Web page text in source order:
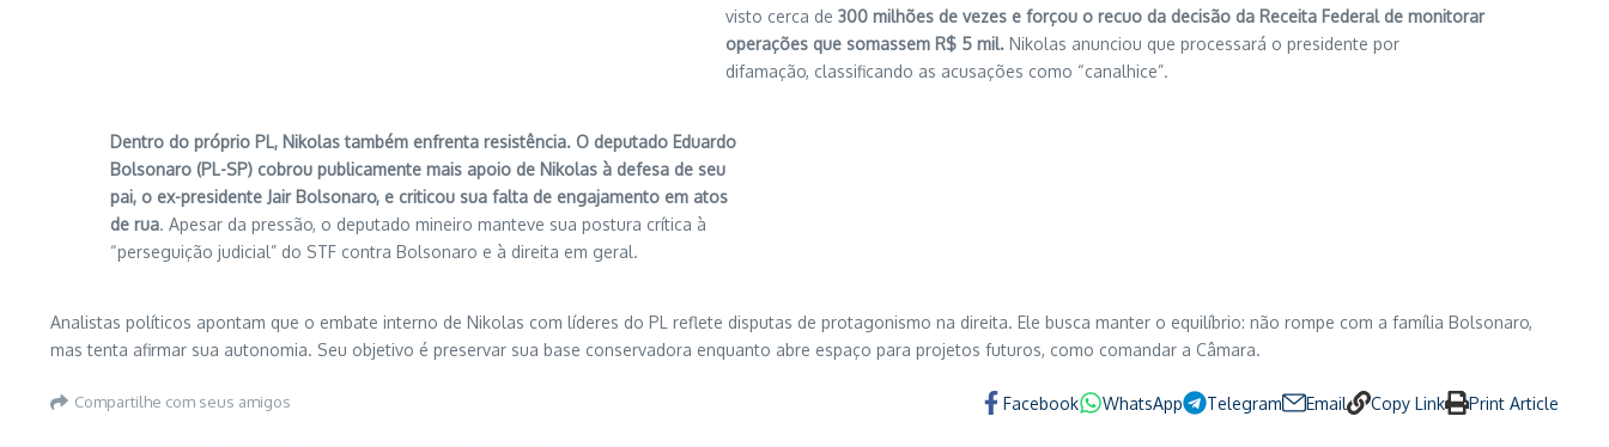
visto cerca de300 milhões de vezes e forçou o recuo da decisão da Receita Federal de monitorar
operações que somassem R$ 5 mil. Nikolas anunciou que processará o presidente por
difamação, classificando as acusações como “canalhice”.
Dentro do próprio PL, Nikolas também enfrenta resistência. O deputado Eduardo
Bolsonaro (PL-SP) cobrou publicamente mais apoio de Nikolas à defesa de seu
pai, o ex-presidente Jair Bolsonaro, e criticou sua falta de engajamento em atos
de rua. Apesar da pressão, o deputado mineiro manteve sua postura crítica à
“perseguição judicial” do STF contra Bolsonaro e à direita em geral.
Analistas políticos apontam que o embate interno de Nikolas com líderes do PL reflete disputas de protagonismo na direita. Ele busca manter o equilíbrio: não rompe com a família Bolsonaro,
mas tenta afirmar sua autonomia. Seu objetivo é preservar sua base conservadora enquanto abre espaço para projetos futuros, como comandar a Câmara.
Compartilhe com seus amigos Facebook WhatsApp Telegram Email Copy Link Print Article